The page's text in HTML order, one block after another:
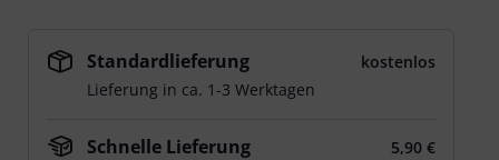
Standardlieferung
kostenlos
Lieferung in ca. 1-3 Werktagen
Schnelle Lieferung
5,90 €